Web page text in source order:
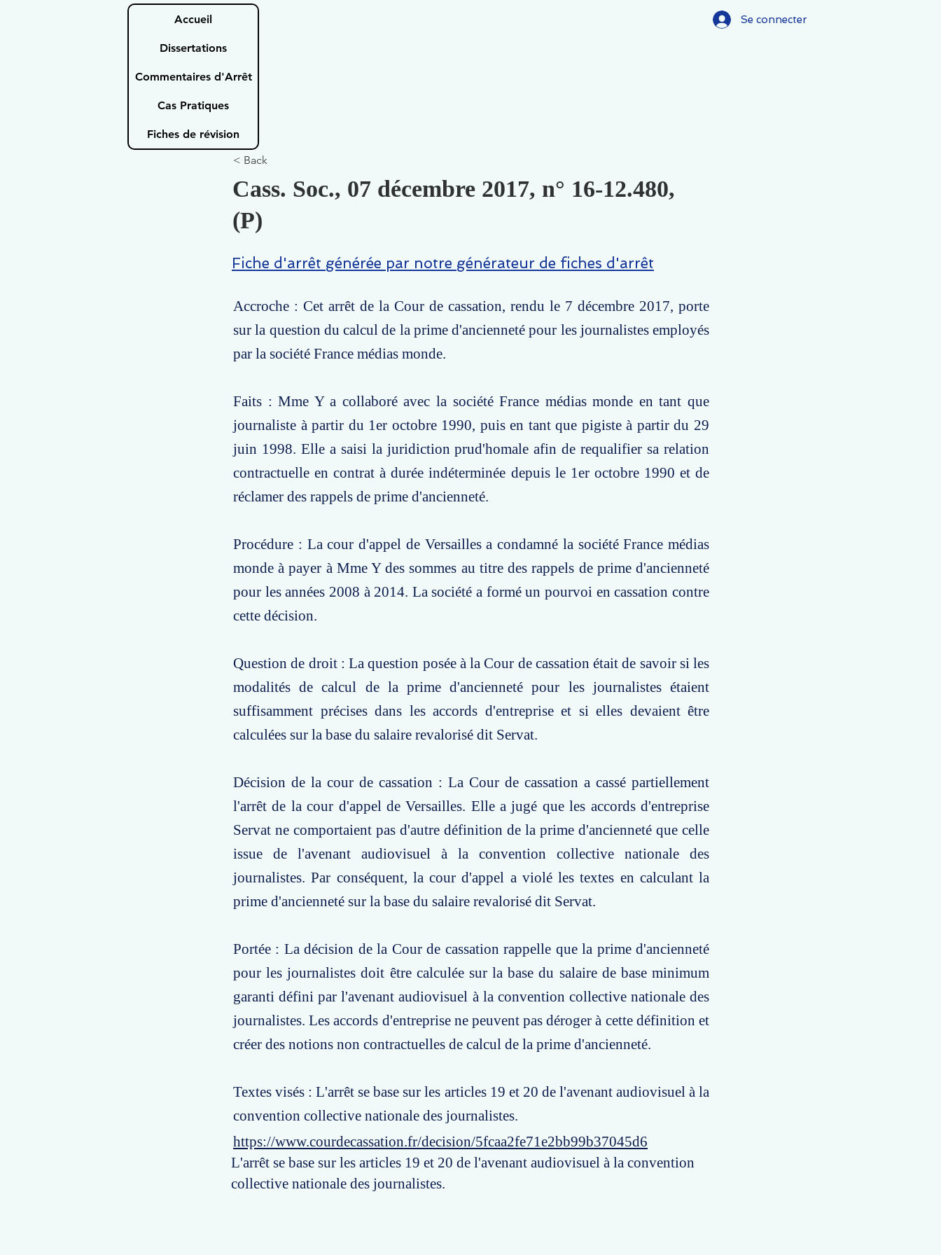
Accueil
Dissertations
Commentaires d'Arrêt
Cas Pratiques
Fiches de révision
Se connecter
< Back
Cass. Soc., 07 décembre 2017, n° 16-12.480,
(P)
Fiche d'arrêt générée par notre générateur de fiches d'arrêt
Accroche : Cet arrêt de la Cour de cassation, rendu le 7 décembre 2017, porte
sur la question du calcul de la prime d'ancienneté pour les journalistes employés
par la société France médias monde.
Faits : Mme Y a collaboré avec la société France médias monde en tant que
journaliste à partir du 1er octobre 1990, puis en tant que pigiste à partir du 29
juin 1998. Elle a saisi la juridiction prud'homale afin de requalifier sa relation
contractuelle en contrat à durée indéterminée depuis le 1er octobre 1990 et de
réclamer des rappels de prime d'ancienneté.
Procédure : La cour d'appel de Versailles a condamné la société France médias
monde à payer à Mme Y des sommes au titre des rappels de prime d'ancienneté
pour les années 2008 à 2014. La société a formé un pourvoi en cassation contre
cette décision.
Question de droit : La question posée à la Cour de cassation était de savoir si les
modalités de calcul de la prime d'ancienneté pour les journalistes étaient
suffisamment précises dans les accords d'entreprise et si elles devaient être
calculées sur la base du salaire revalorisé dit Servat.
Décision de la cour de cassation : La Cour de cassation a cassé partiellement
l'arrêt de la cour d'appel de Versailles. Elle a jugé que les accords d'entreprise
Servat ne comportaient pas d'autre définition de la prime d'ancienneté que celle
issue de l'avenant audiovisuel à la convention collective nationale des
journalistes. Par conséquent, la cour d'appel a violé les textes en calculant la
prime d'ancienneté sur la base du salaire revalorisé dit Servat.
Portée : La décision de la Cour de cassation rappelle que la prime d'ancienneté
pour les journalistes doit être calculée sur la base du salaire de base minimum
garanti défini par l'avenant audiovisuel à la convention collective nationale des
journalistes. Les accords d'entreprise ne peuvent pas déroger à cette définition et
créer des notions non contractuelles de calcul de la prime d'ancienneté.
Textes visés : L'arrêt se base sur les articles 19 et 20 de l'avenant audiovisuel à la
convention collective nationale des journalistes.
https://www.courdecassation.fr/decision/5fcaa2fe71e2bb99b37045d6
L'arrêt se base sur les articles 19 et 20 de l'avenant audiovisuel à la convention
collective nationale des journalistes.